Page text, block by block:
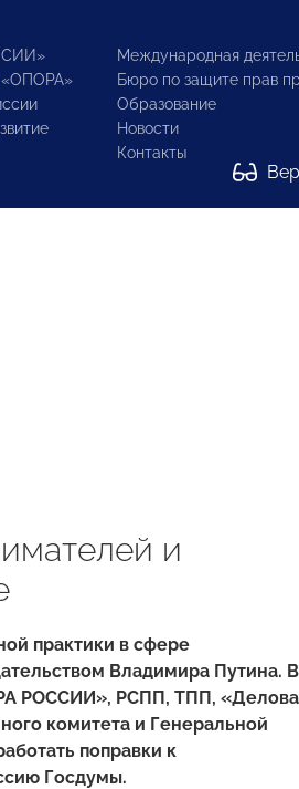
«ОПОРА»
Международная
Бюро по защите прав
Образование
Новости
Контакты
и
практики в сфере
Владимира Путина. В
РОССИИ», РСПП, ТПП,
комитета и Генеральной
поправки к
Госдумы.